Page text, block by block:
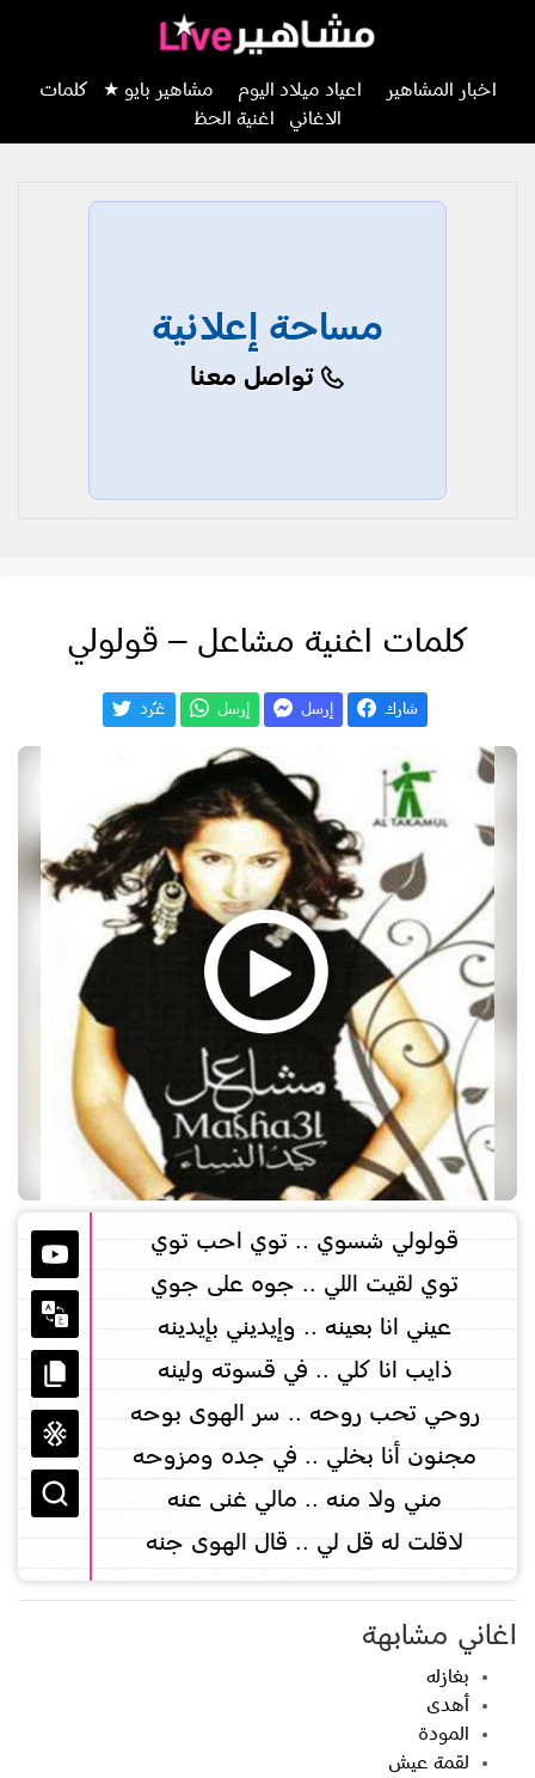
اخبار المشاهير اعياد ميلاد اليوم مشاهير بايو ★
كلمات
الاغاني
اغنية الحظ
مساحة إعلانية
تواصل معنا
كلمات اغنية مشاعل – قولولي
شارك إرسل إرسل غـّرد
قولولي شسوي .. توي احب توي
توي لقيت اللي .. جوه على جوي
عيني انا بعينه .. وإيديني بإيدينه
ذايب انا كلي .. في قسوته ولينه
روحي تحب روحه .. سر الهوى بوحه
مجنون أنا بخلي .. في جده ومزوحه
مني ولا منه .. مالي غنى عنه
لاقلت له قل لي .. قال الهوى جنه
اغاني مشابهة
بغازله
أهدى
المودة
لقمة عيش